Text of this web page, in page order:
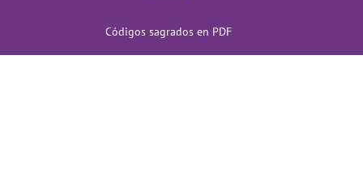
Códigos sagrados en PDF